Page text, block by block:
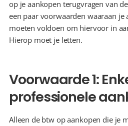
op je aankopen terugvragen van
een paar voorwaarden waaraan je
moeten voldoen om hiervoor in
Hierop moet je letten.
Voorwaarde 1:
professionele
Alleen de btw op aankopen die je